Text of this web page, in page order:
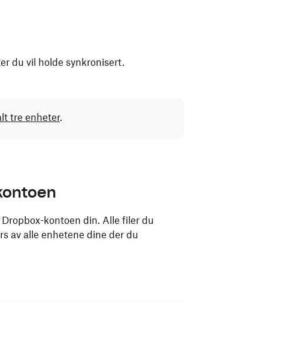
du vil holde synkronisert.
tre enheter.
kontoen din. Alle filer du
av alle enhetene dine der du